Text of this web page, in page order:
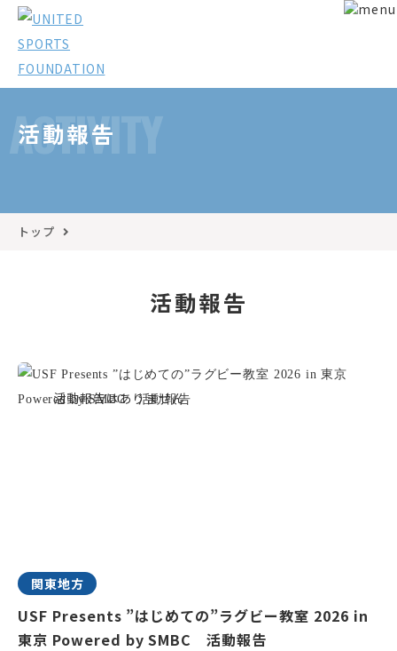
ACTIVITY
活動報告
トップ
活動報告
関東地方
USF Presents ”はじめての”ラグビー教室 2026 in
東京 Powered by SMBC 活動報告